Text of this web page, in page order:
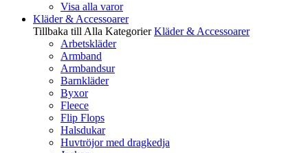
Visa alla varor
Kläder & Accessoarer
Tillbaka till Alla Kategorier Kläder & Accessoarer
Arbetskläder
Armband
Armbandsur
Barnkläder
Byxor
Fleece
Flip Flops
Halsdukar
Huvtröjor med dragkedja